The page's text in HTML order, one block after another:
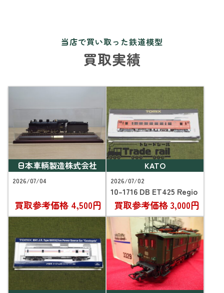
当店で買い取った鉄道模型
買取実績
日本車輌製造株式会社
2026/07/04
買取参考価格 4,500円
KATO
2026/07/02
10-1716 DB ET425 Regio
買取参考価格3,000円